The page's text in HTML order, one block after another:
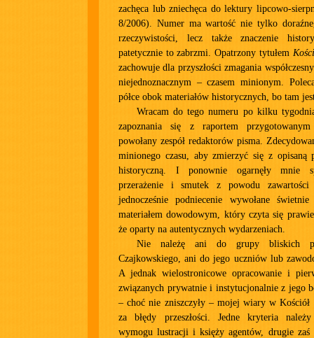
zachęca lub zniechęca do lektury lipcowo-
8/2006). Numer ma wartość nie tylko
rzeczywistości, lecz także znaczenie
patetycznie to zabrzmi. Opatrzony tytułem
zachowuje dla przyszłości zmagania
niejednoznacznym – czasem minionym.
półce obok materiałów historycznych, bo tam
Wracam do tego numeru po kilku
zapoznania się z raportem
powołany zespół redaktorów pisma.
minionego czasu, aby zmierzyć się z opisaną
historyczną. I ponownie ogarnęły mnie
przerażenie i smutek z powodu zawartości
jednocześnie podniecenie wywołane świetnie
materiałem dowodowym, który czyta się
że oparty na autentycznych wydarzeniach.
Nie należę ani do grupy bliskich
Czajkowskiego, ani do jego uczniów lub
A jednak wielostronicowe opracowanie i
związanych prywatnie i instytucjonalnie z jego
– choć nie zniszczyły – mojej wiary w
za błędy przeszłości. Jedne kryteria
wymogu lustracji i księży agentów, drugie zaś